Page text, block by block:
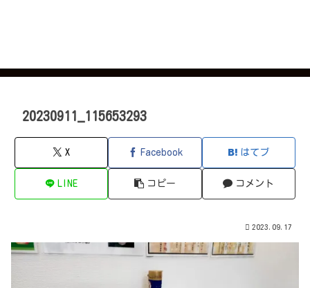
20230911_115653293
X Facebook はてブ
LINE コピー コメント
2023.09.17